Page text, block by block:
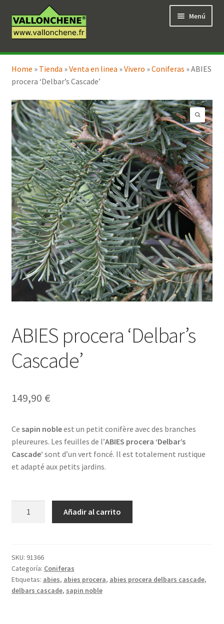
a
la
al
contenido
Menú
Tienda en línea
menú
Home » Tienda »Venta en linea »Vivero »Coniferas »ABIES
procera ‘Delbar’s Cascade’
ABIES procera ‘Delbar’s
Cascade’
149,90 €
Ce sapin nobleest un petit conifère avec des branches
pleureures. Les feuilles de l’ABIES procera ‘Delbar’s
Cascade’ sont d’un vert foncé. Il est totalement rustique
et adapté aux petits jardins.
cantidad
Añadir al carrito
SKU: 91366
Categoría: Coniferas
Etiquetas: abies, abies procera, abies procera delbars cascade,
delbars cascade, sapin noble